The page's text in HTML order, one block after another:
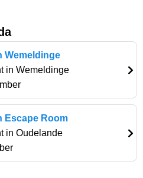
Wemeldinge
in Wemeldinge
Escape Room
in Oudelande